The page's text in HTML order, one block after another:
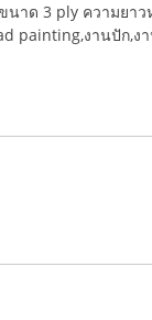
นาด 3 ply ความยาว
painting,งานปัก,ง